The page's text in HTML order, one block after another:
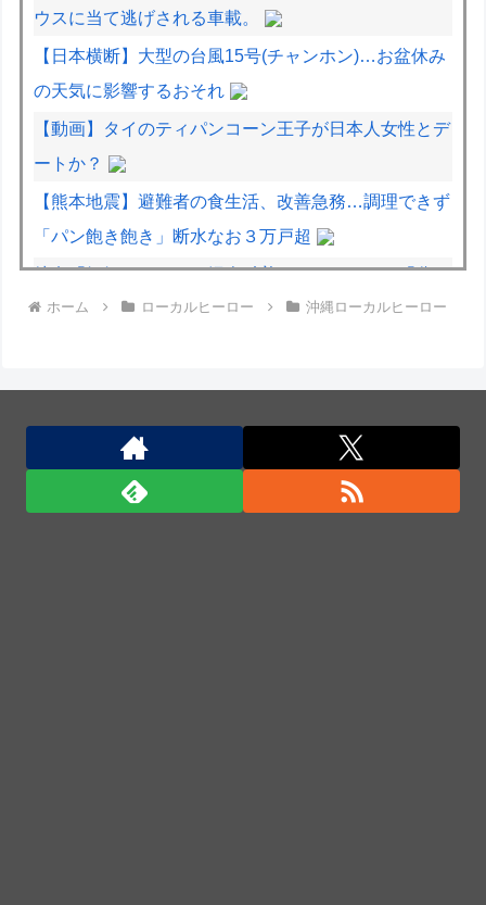
ウスに当て逃げされる車載。
【日本横断】大型の台風15号(チャンホン)…お盆休み
の天気に影響するおそれ
【動画】タイのティパンコーン王子が日本人女性とデ
ートか？
【熊本地震】避難者の食生活、改善急務…調理できず
「パン飽き飽き」断水なお３万戸超
彼女「妊娠したかも…婦人科着いてきて」ワイ「分か
ったよ（嘘やんしくじってないはずやぞ…）」
剥奪…重大な規律違反で！
中国、金融監督管理総局前トップの全人代代表資格を
ホーム ローカルヒーロー 沖縄ローカルヒーロー